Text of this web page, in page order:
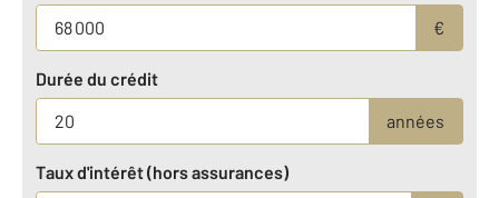
€
Durée du crédit
années
Taux d'intérêt (hors assurances)